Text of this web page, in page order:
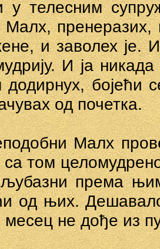
у телесним
Малх, пренеразих,
и заволех је.
И ја
додирнух, бојећи
од почетка.
Малх
са том
према
од њих.
месец не дође из